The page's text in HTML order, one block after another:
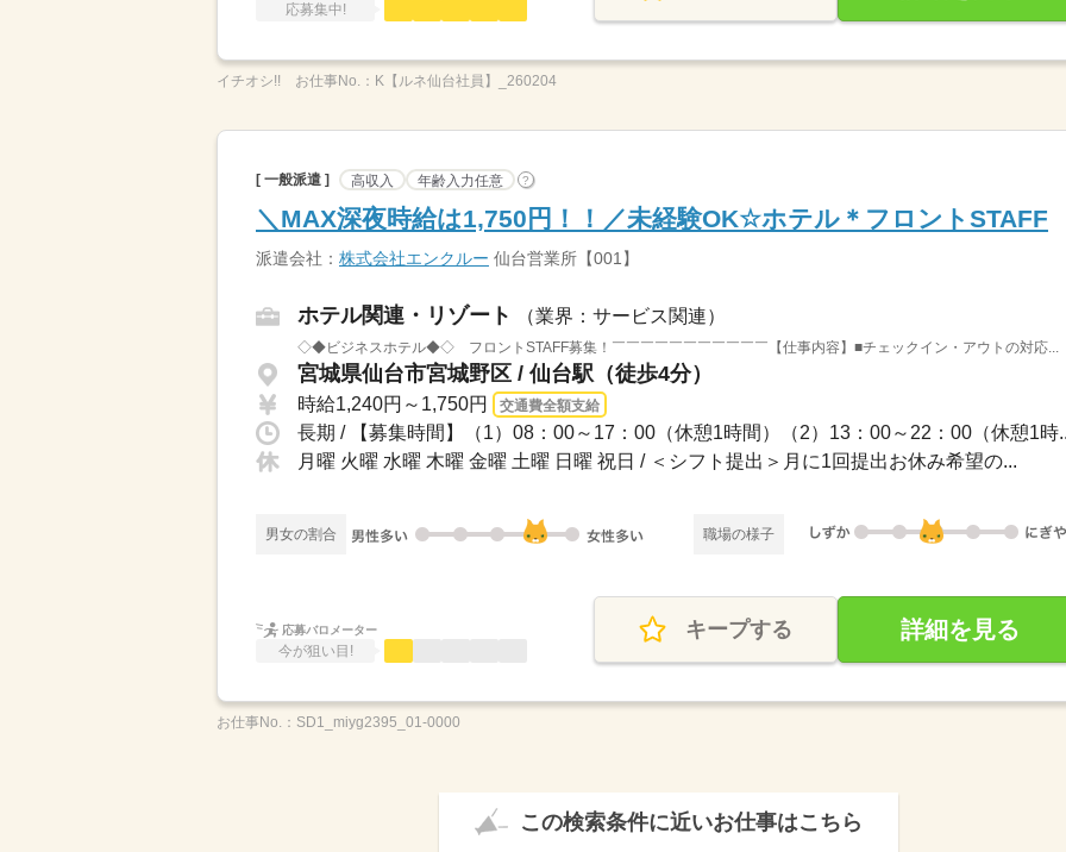
応募集中!
イチオシ!! お仕事No.： K【ルネ仙台社員】_260204
[ 一般派遣 ] 高収入 年齢入力任意 ?
＼MAX深夜時給は1,750円！！／未経験OK☆ホテル＊フロントSTAFF
派遣会社： 株式会社エンクルー 仙台営業所【001】
ホテル関連・リゾート （業界：サービス関連）
◇◆ビジネスホテル◆◇ フロントSTAFF募集！￣￣￣￣￣￣￣￣￣￣￣【仕事内容】■チェックイン・アウトの対応...
宮城県仙台市宮城野区 / 仙台駅（徒歩4分）
時給1,240円～1,750円 交通費全額支給
長期 / 【募集時間】（1）08：00～17：00（休憩1時間）（2）13：00～22：00（休憩1時
月曜 火曜 水曜 木曜 金曜 土曜 日曜 祝日 / ＜シフト提出＞月に1回提出お休み希望の...
男女の割合 職場の様子
応募バロメーター
今が狙い目!
キープする 詳細を見る
お仕事No.： SD1_miyg2395_01-0000
この検索条件に近いお仕事はこちら